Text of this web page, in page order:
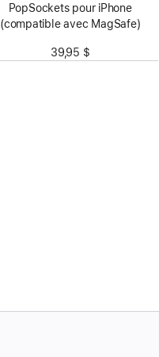
PopSockets pour iPhone
(compatible avec MagSafe)
39,95 $